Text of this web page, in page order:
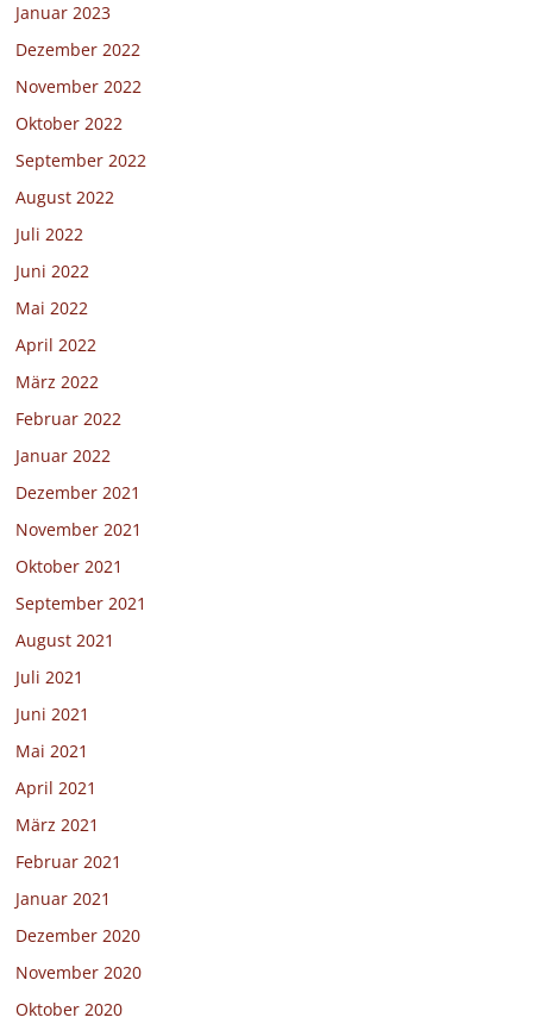
Januar 2023
Dezember 2022
November 2022
Oktober 2022
September 2022
August 2022
Juli 2022
Juni 2022
Mai 2022
April 2022
März 2022
Februar 2022
Januar 2022
Dezember 2021
November 2021
Oktober 2021
September 2021
August 2021
Juli 2021
Juni 2021
Mai 2021
April 2021
März 2021
Februar 2021
Januar 2021
Dezember 2020
November 2020
Oktober 2020